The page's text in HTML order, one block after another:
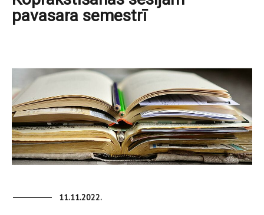
pavasara semestrī
11.11.2022.